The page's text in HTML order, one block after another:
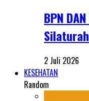
BPN
2 Juli 2026
KESEHATAN
Random